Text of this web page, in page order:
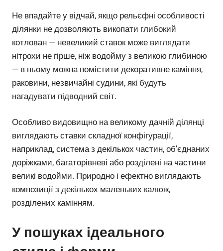
Не впадайте у відчай, якщо рельєфні особливості
ділянки не дозволяють викопати глибокий
котлован — невеликий ставок може виглядати
нітрохи не гірше, ніж водойму з великою глибиною
— в ньому можна помістити декоративне каміння,
раковини, незвичайні судини, які будуть
нагадувати підводний світ.
Особливо видовищно на великому дачній ділянці
виглядають ставки складної конфігурації,
наприклад, система з декількох частин, об’єднаних
доріжками, багаторівневі або розділені на частини
великі водойми. Природно і ефектно виглядають
композиції з декількох маленьких калюж,
розділених камінням.
У пошуках ідеального